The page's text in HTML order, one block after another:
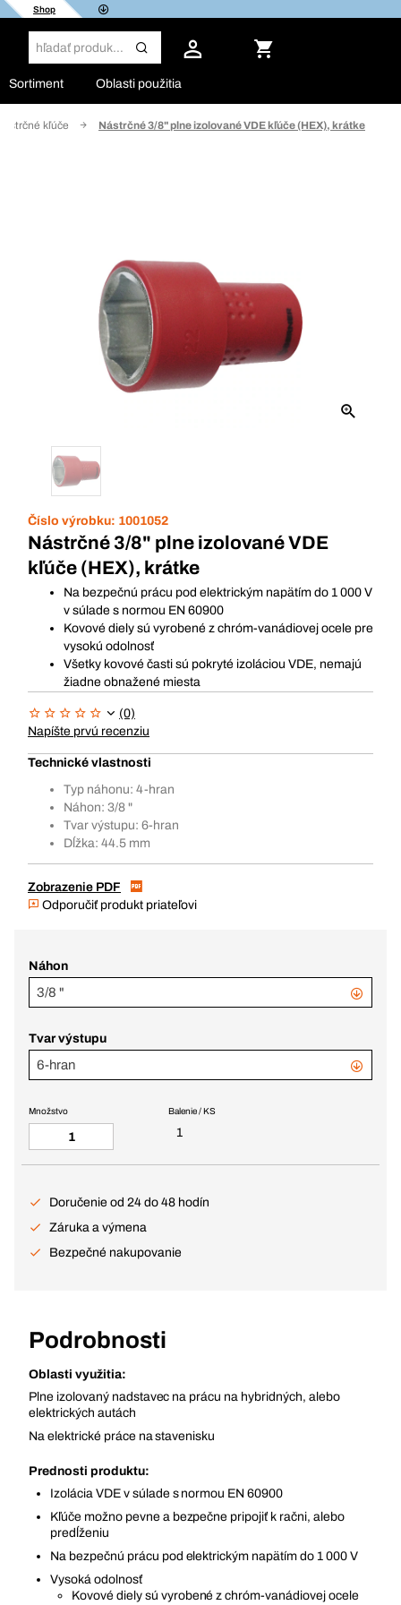
Shop
Sortiment Oblasti použitia
kľúče Nástrčné 3/8" plne izolované VDE kľúče (HEX), krátke
Číslo výrobku: 1001052
Nástrčné 3/8" plne izolované VDE
kľúče (HEX), krátke
Na bezpečnú prácu pod elektrickým napätím do 1 000 V
v súlade s normou EN 60900
Kovové diely sú vyrobené z chróm-vanádiovej ocele pre
vysokú odolnosť
Všetky kovové časti sú pokryté izoláciou VDE, nemajú
žiadne obnažené miesta
(0)
Napíšte prvú recenziu
Technické vlastnosti
Typ náhonu: 4-hran
Náhon: 3/8 "
Tvar výstupu: 6-hran
Dĺžka: 44.5 mm
Zobrazenie PDF
Odporučiť produkt priateľovi
Náhon
3/8 "
Tvar výstupu
6-hran
Balenie / KS
1
Množstvo
Doručenie od 24 do 48 hodín
Záruka a výmena
Bezpečné nakupovanie
Podrobnosti
Oblasti využitia:
Plne izolovaný nadstavec na prácu na hybridných, alebo
elektrických autách
Na elektrické práce na stavenisku
Prednosti produktu:
Izolácia VDE v súlade s normou EN 60900
Kľúče možno pevne a bezpečne pripojiť k račni, alebo
predĺženiu
Na bezpečnú prácu pod elektrickým napätím do 1 000 V
Vysoká odolnosť
Kovové diely sú vyrobené z chróm-vanádiovej ocele